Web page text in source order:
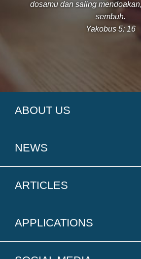
dosamu dan saling
sembuh.
Yakobus 5: 16
ABOUT US
NEWS
ARTICLES
APPLICATIONS